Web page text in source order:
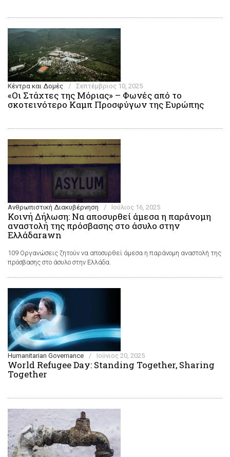
Κέντρα και Δομές / Σεπτέμβριος 10, 2025
«Οι Στάχτες της Μόριας» – Φωνές από το
σκοτεινότερο Καμπ Προσφύγων της Ευρώπης
Ανθρωπιστική Διακυβέρνηση / Ιούλιος 16, 2025
Κοινή Δήλωση: Να αποσυρθεί άμεσα η παράνομη
αναστολή της πρόσβασης στο άσυλο στην
Ελλάδαrawn
109 Οργανώσεις ζητούν να αποσυρθεί άμεσα η παράνομη αναστολή της
πρόσβασης στο άσυλο στην Ελλάδα.
Humanitarian Governance / Ιούνιος 20, 2025
World Refugee Day: Standing Together, Sharing
Together